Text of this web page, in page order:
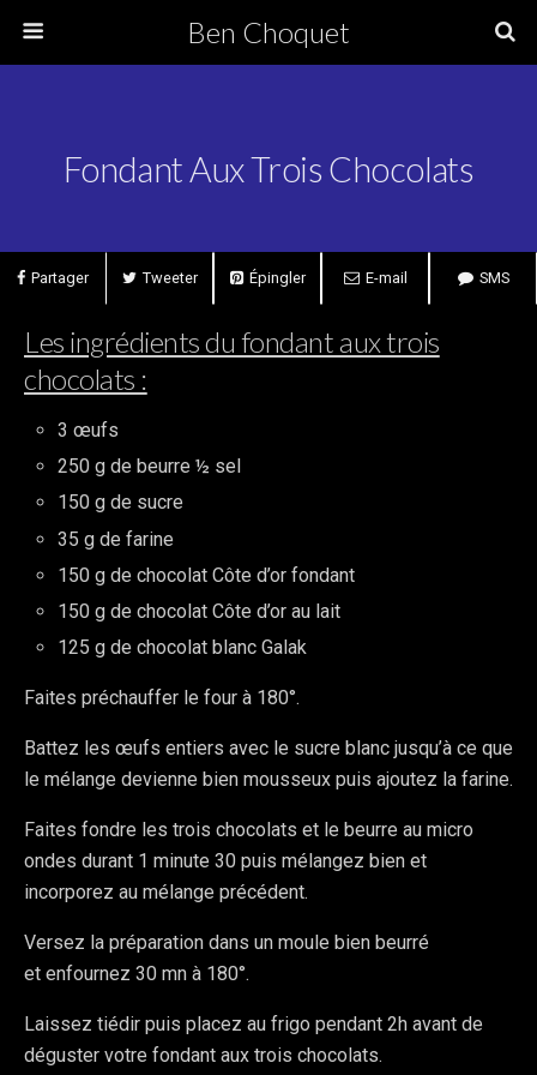
Ben Choquet
Fondant Aux Trois Chocolats
Partager Tweeter Épingler E-mail SMS
Les ingrédients du fondant aux trois
chocolats :
3 œufs
250 g de beurre ½ sel
150 g de sucre
35 g de farine
150 g de chocolat Côte d’or fondant
150 g de chocolat Côte d’or au lait
125 g de chocolat blanc Galak
Faites préchauffer le four à 180°.
Battez les œufs entiers avec le sucre blanc jusqu’à ce que
le mélange devienne bien mousseux puis ajoutez la farine.
Faites fondre les trois chocolats et le beurre au micro
ondes durant 1 minute 30 puis mélangez bien et
incorporez au mélange précédent.
Versez la préparation dans un moule bien beurré
et enfournez 30 mn à 180°.
Laissez tiédir puis placez au frigo pendant 2h avant de
déguster votre fondant aux trois chocolats.